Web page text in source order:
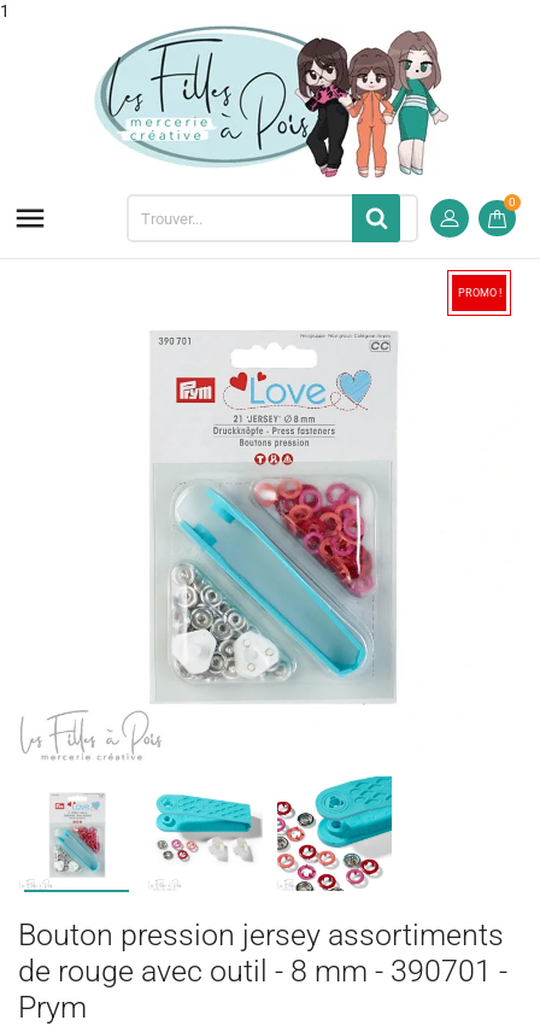
1
 0
PROMO !
Bouton pression jersey assortiments
de rouge avec outil - 8 mm - 390701 -
Prym